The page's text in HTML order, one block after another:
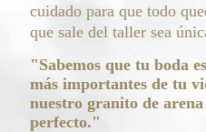
cuidado para que todo
que sale del taller sea
"Sabemos que tu boda
más importantes de tu
nuestro granito de
perfecto."